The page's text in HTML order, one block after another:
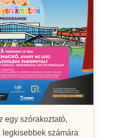
egy szórakoztató,
legkisebbek számára